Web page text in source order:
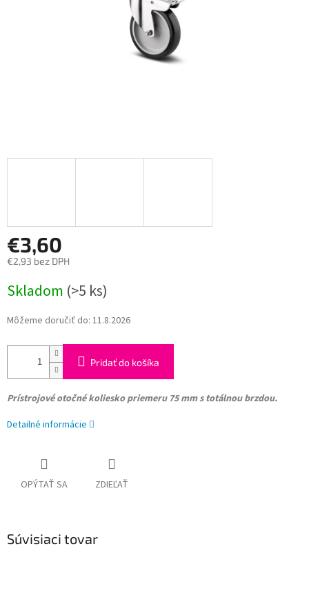
€3,60
€2,93 bez DPH
cena:
Skladom (>5 ks)
Môžeme doručiť do: 11.8.2026
Pridať do košíka
Prístrojové otočné kolieskopriemeru 75 mm s totálnou brzdou.
Detailné informácie
OPÝTAŤ SA ZDIEĽAŤ
Súvisiaci tovar